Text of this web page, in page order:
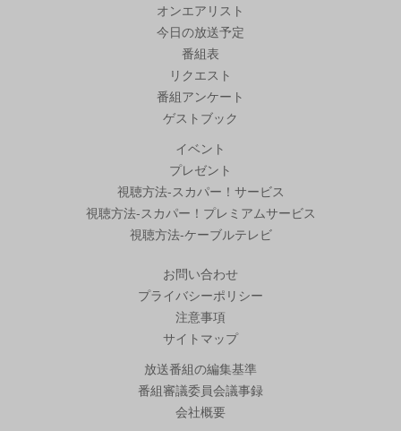
オンエアリスト
今日の放送予定
番組表
リクエスト
番組アンケート
ゲストブック
イベント
プレゼント
視聴方法-スカパー！サービス
視聴方法-スカパー！プレミアムサービス
視聴方法-ケーブルテレビ
お問い合わせ
プライバシーポリシー
注意事項
サイトマップ
放送番組の編集基準
番組審議委員会議事録
会社概要